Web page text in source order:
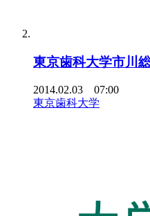
東京歯科大学市川
2014.02.03 07:00
東京歯科大学